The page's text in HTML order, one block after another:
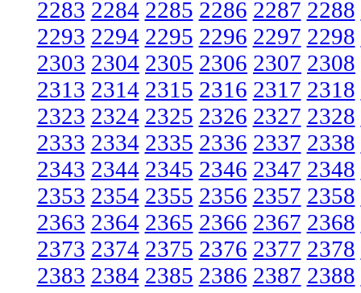
2283 2284 2285 2286 2287 2288
2293 2294 2295 2296 2297 2298
2303 2304 2305 2306 2307 2308
2313 2314 2315 2316 2317 2318
2323 2324 2325 2326 2327 2328
2333 2334 2335 2336 2337 2338
2343 2344 2345 2346 2347 2348
2353 2354 2355 2356 2357 2358
2363 2364 2365 2366 2367 2368
2373 2374 2375 2376 2377 2378
2383 2384 2385 2386 2387 2388